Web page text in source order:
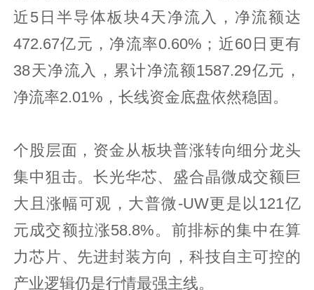
近5日半导体板块4天净流入，净流额达
472.67亿元，净流率0.60%；近60日更有
38天净流入，累计净流额1587.29亿元，
净流率2.01%，长线资金底盘依然稳固。
个股层面，资金从板块普涨转向细分龙头
集中狙击。长光华芯、盛合晶微成交额巨
大且涨幅可观，大普微-UW更是以121亿
元成交额拉涨58.8%。前排标的集中在算
力芯片、先进封装方向，科技自主可控的
产业逻辑仍是行情最强主线。